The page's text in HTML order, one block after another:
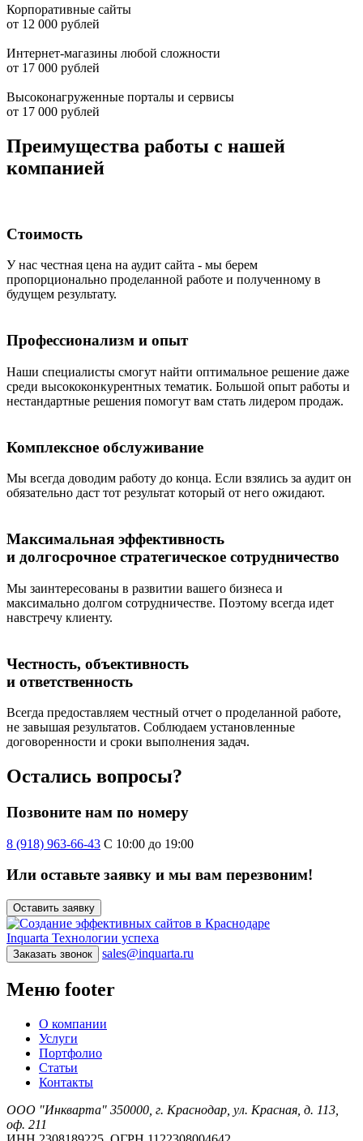
Корпоративные сайты
от 12 000 рублей
Интернет-магазины любой сложности
от 17 000 рублей
Высоконагруженные порталы и сервисы
от 17 000 рублей
Преимущества работы с нашей
компанией
Стоимость
У нас честная цена на аудит сайта - мы берем
пропорционально проделанной работе и полученному в
будущем результату.
Профессионализм и опыт
Наши специалисты смогут найти оптимальное решение даже
среди высококонкурентных тематик. Большой опыт работы и
нестандартные решения помогут вам стать лидером продаж.
Комплексное обслуживание
Мы всегда доводим работу до конца. Если взялись за аудит он
обязательно даст тот результат который от него ожидают.
Максимальная эффективность
и долгосрочное стратегическое сотрудничество
Мы заинтересованы в развитии вашего бизнеса и
максимально долгом сотрудничестве. Поэтому всегда идет
навстречу клиенту.
Честность, объективность
и ответственность
Всегда предоставляем честный отчет о проделанной работе,
не завышая результатов. Соблюдаем установленные
договоренности и сроки выполнения задач.
Остались вопросы?
Позвоните нам по номеру
8 (918) 963-66-43 С 10:00 до 19:00
Или оставьте заявку и мы вам перезвоним!
Оставить заявку
Inquarta Технологии успеха
Заказать звонок sales@inquarta.ru
Меню footer
О компании
Услуги
Портфолио
Статьи
Контакты
ООО "Инкварта" 350000, г. Краснодар, ул. Красная, д. 113,
оф. 211